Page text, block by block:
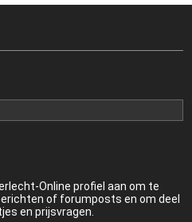
Online profiel aan om te
of forumposts en om deel
en prijsvragen.